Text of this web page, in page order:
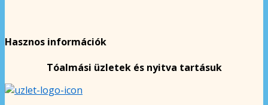
Hasznos információk
Tóalmási üzletek és nyitva tartásuk